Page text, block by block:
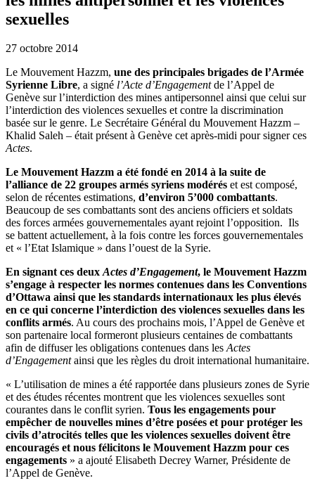
sexuelles
27 octobre 2014
Le Mouvement Hazzm, une des principales brigades de l’Armée
Syrienne Libre, a signé l’Acte d’Engagementde l’Appel de
Genève sur l’interdiction des mines antipersonnel ainsi que celui sur
l’interdiction des violences sexuelles et contre la discrimination
basée sur le genre. Le Secrétaire Général du Mouvement Hazzm –
Khalid Saleh – était présent à Genève cet après-midi pour signer ces
Actes.
Le Mouvement Hazzm a été fondé en 2014 à la suite de
l’alliance de 22 groupes armés syriens modérés et est composé,
selon de récentes estimations, d’environ 5’000 combattants.
Beaucoup de ses combattants sont des anciens officiers et soldats
des forces armées gouvernementales ayant rejoint l’opposition. Ils
se battent actuellement, à la fois contre les forces gouvernementales
et « l’Etat Islamique » dans l’ouest de la Syrie.
En signant ces deuxActes d’Engagement, le Mouvement Hazzm
s’engage à respecter les normes contenues dans les Conventions
d’Ottawa ainsi que les standards internationaux les plus élevés
en ce qui concerne l’interdiction des violences sexuelles dans les
conflits armés. Au cours des prochains mois, l’Appel de Genève et
son partenaire local formeront plusieurs centaines de combattants
afin de diffuser les obligations contenues dans lesActes
d’Engagementainsi que les règles du droit international humanitaire.
« L’utilisation de mines a été rapportée dans plusieurs zones de Syrie
et des études récentes montrent que les violences sexuelles sont
courantes dans le conflit syrien. Tous les engagements pour
empêcher de nouvelles mines d’être posées et pour protéger les
civils d’atrocités telles que les violences sexuelles doivent être
encouragés et nous félicitons le Mouvement Hazzm pour ces
engagements » a ajouté Elisabeth Decrey Warner, Présidente de
l’Appel de Genève.